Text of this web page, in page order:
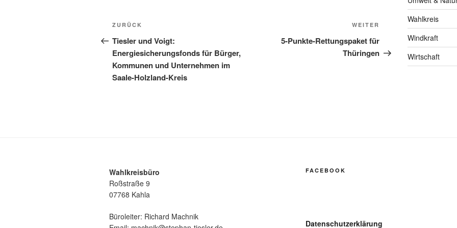
Beitragsnavigation
Vorheriger
Beitrag
ZURÜCK
Tiesler und Voigt:
Energiesicherungsfonds für Bürger,
Kommunen und Unternehmen im
Saale-Holzland-Kreis
Nächster
Beitrag
WEITER
5-Punkte-Rettungspaket für
Thüringen
Wahlkreis
Windkraft
Wirtschaft
Wahlkreisbüro
Roßstraße 9
07768 Kahla
Büroleiter: Richard Machnik
FACEBOOK
Datenschutzerklärung